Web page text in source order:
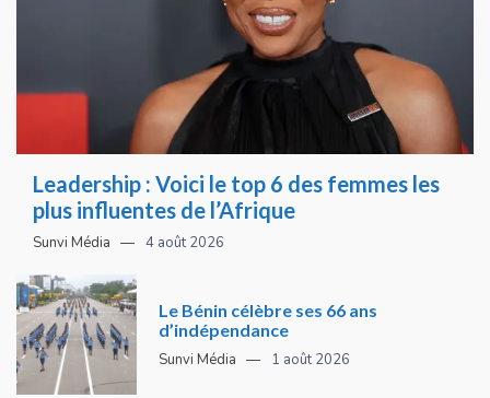
Leadership : Voici le top 6 des femmes les
plus influentes de l’Afrique
Sunvi Média 4 août 2026
Le Bénin célèbre ses 66 ans
d’indépendance
Sunvi Média 1 août 2026